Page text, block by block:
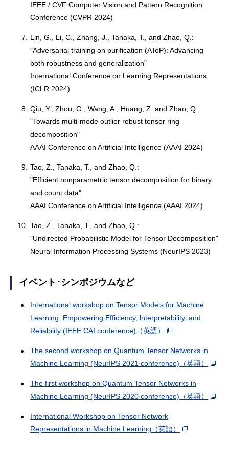
IEEE / CVF Computer Vision and Pattern Recognition
Conference (CVPR 2024)
7.
Lin, G., Li, C., Zhang, J., Tanaka, T., and Zhao, Q.:
"Adversarial training on purification (AToP): Advancing
both robustness and generalization"
International Conference on Learning Representations
(ICLR 2024)
8. Qiu, Y., Zhou, G., Wang, A., Huang, Z. and Zhao, Q.:
"Towards multi-mode outlier robust tensor ring
decomposition"
AAAI Conference on Artificial Intelligence (AAAI 2024)
9. Tao, Z., Tanaka, T., and Zhao, Q.:
"Efficient nonparametric tensor decomposition for binary
and count data"
AAAI Conference on Artificial Intelligence (AAAI 2024)
10. Tao, Z., Tanaka, T., and Zhao, Q.:
"Undirected Probabilistic Model for Tensor Decomposition"
Neural Information Processing Systems (NeurIPS 2023)
イベント･シンポジウムなど
International workshop on Tensor Models for Machine
Learning: Empowering Efficiency, lnterpretability, and
Reliability (IEEE CAI conference) （英語）
The second workshop on Quantum Tensor Networks in
Machine Learning (NeurIPS 2021 conference) （英語）
The first workshop on Quantum Tensor Networks in
Machine Learning (NeurIPS 2020 conference) （英語）
International Workshop on Tensor Network
Representations in Machine Learning （英語）